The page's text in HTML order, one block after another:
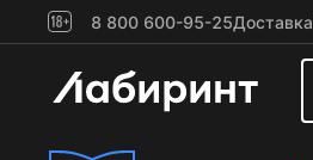
8 800 600-95-25Доставка